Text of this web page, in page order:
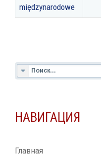
międzynarodowe
НАВИГАЦИЯ
Главная